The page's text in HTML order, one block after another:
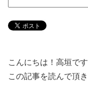
こんにちは！高垣です
この記事を読んで頂